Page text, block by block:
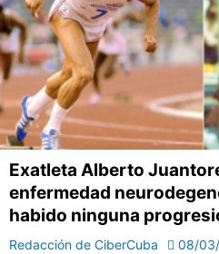
Exatleta Alberto
enfermedad
habido ninguna
Redacción de CiberCuba 08/